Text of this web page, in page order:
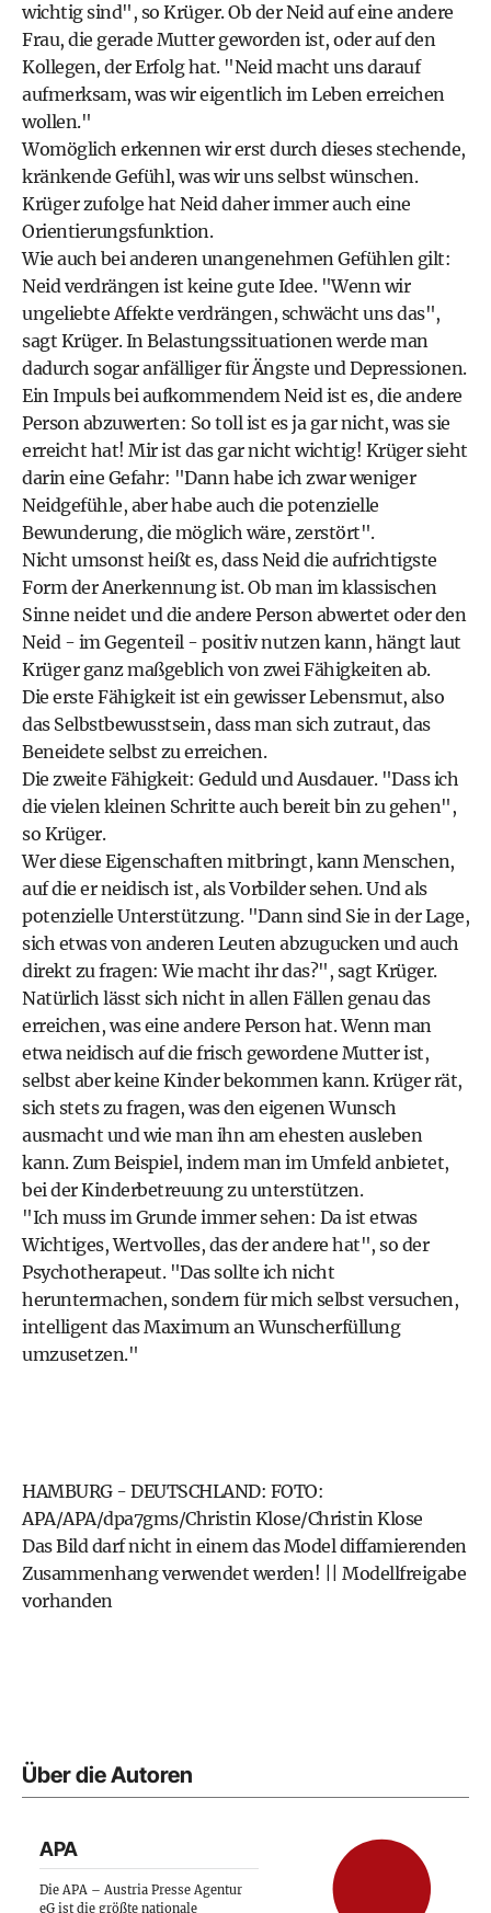
wichtig sind", so Krüger. Ob der Neid auf eine andere
Frau, die gerade Mutter geworden ist, oder auf den
Kollegen, der Erfolg hat. "Neid macht uns darauf
aufmerksam, was wir eigentlich im Leben erreichen
wollen."
Womöglich erkennen wir erst durch dieses stechende,
kränkende Gefühl, was wir uns selbst wünschen.
Krüger zufolge hat Neid daher immer auch eine
Orientierungsfunktion.
Wie auch bei anderen unangenehmen Gefühlen gilt:
Neid verdrängen ist keine gute Idee. "Wenn wir
ungeliebte Affekte verdrängen, schwächt uns das",
sagt Krüger. In Belastungssituationen werde man
dadurch sogar anfälliger für Ängste und Depressionen.
Ein Impuls bei aufkommendem Neid ist es, die andere
Person abzuwerten: So toll ist es ja gar nicht, was sie
erreicht hat! Mir ist das gar nicht wichtig! Krüger sieht
darin eine Gefahr: "Dann habe ich zwar weniger
Neidgefühle, aber habe auch die potenzielle
Bewunderung, die möglich wäre, zerstört".
Nicht umsonst heißt es, dass Neid die aufrichtigste
Form der Anerkennung ist. Ob man im klassischen
Sinne neidet und die andere Person abwertet oder den
Neid - im Gegenteil - positiv nutzen kann, hängt laut
Krüger ganz maßgeblich von zwei Fähigkeiten ab.
Die erste Fähigkeit ist ein gewisser Lebensmut, also
das Selbstbewusstsein, dass man sich zutraut, das
Beneidete selbst zu erreichen.
Die zweite Fähigkeit: Geduld und Ausdauer. "Dass ich
die vielen kleinen Schritte auch bereit bin zu gehen",
so Krüger.
Wer diese Eigenschaften mitbringt, kann Menschen,
auf die er neidisch ist, als Vorbilder sehen. Und als
potenzielle Unterstützung. "Dann sind Sie in der Lage,
sich etwas von anderen Leuten abzugucken und auch
direkt zu fragen: Wie macht ihr das?", sagt Krüger.
Natürlich lässt sich nicht in allen Fällen genau das
erreichen, was eine andere Person hat. Wenn man
etwa neidisch auf die frisch gewordene Mutter ist,
selbst aber keine Kinder bekommen kann. Krüger rät,
sich stets zu fragen, was den eigenen Wunsch
ausmacht und wie man ihn am ehesten ausleben
kann. Zum Beispiel, indem man im Umfeld anbietet,
bei der Kinderbetreuung zu unterstützen.
"Ich muss im Grunde immer sehen: Da ist etwas
Wichtiges, Wertvolles, das der andere hat", so der
Psychotherapeut. "Das sollte ich nicht
heruntermachen, sondern für mich selbst versuchen,
intelligent das Maximum an Wunscherfüllung
umzusetzen."
HAMBURG - DEUTSCHLAND: FOTO:
APA/APA/dpa7gms/Christin Klose/Christin Klose
Das Bild darf nicht in einem das Model diffamierenden
Zusammenhang verwendet werden! || Modellfreigabe
vorhanden
Über die Autoren
APA
Die APA – Austria Presse Agentur
eG ist die größte nationale